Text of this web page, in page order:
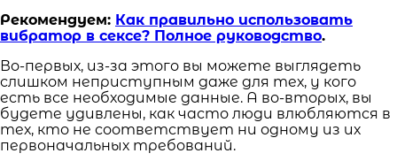
Рекомендуем: Как правильно использовать
вибратор в сексе? Полное руководство.
Во-первых, из-за этого вы можете выглядеть
слишком неприступным даже для тех, у кого
есть все необходимые данные. А во-вторых, вы
будете удивлены, как часто люди влюбляются в
тех, кто не соответствует ни одному из их
первоначальных требований.